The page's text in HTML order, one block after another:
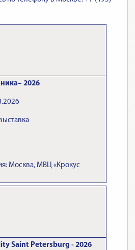
2026
Москва, МВЦ «Крокус
Saint Petersburg - 2026